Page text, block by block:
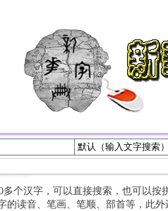
多个汉字，可以直接搜索，也可以按
的读音、笔画、笔顺、部首等，此